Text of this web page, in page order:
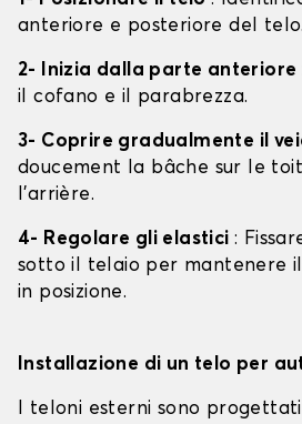
anteriore e posteriore del telo.
2- Inizia dalla parte anteriore
il cofano e il parabrezza.
3- Coprire gradualmente il
doucement la bâche sur le
l'arrière.
4- Regolare gli elastici :
sotto il telaio per mantenere
in posizione.
Installazione di un telo per
I teloni esterni sono